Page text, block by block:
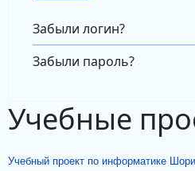
Забыли логин?
Забыли пароль?
Учебные
Учебный проект по информатике